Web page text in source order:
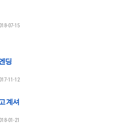
07-15
딩
11-12
계셔
01-21